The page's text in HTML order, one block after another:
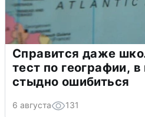
Справится даже
тест по географии,
стыдно ошибиться
6 августа 131